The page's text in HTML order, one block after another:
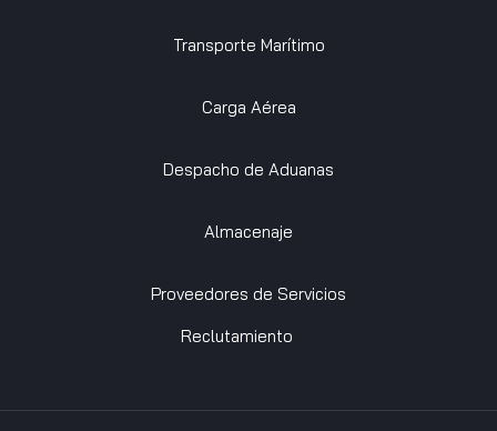
Transporte Marítimo
Carga Aérea
Despacho de Aduanas
Almacenaje
Proveedores de Servicios
Reclutamiento